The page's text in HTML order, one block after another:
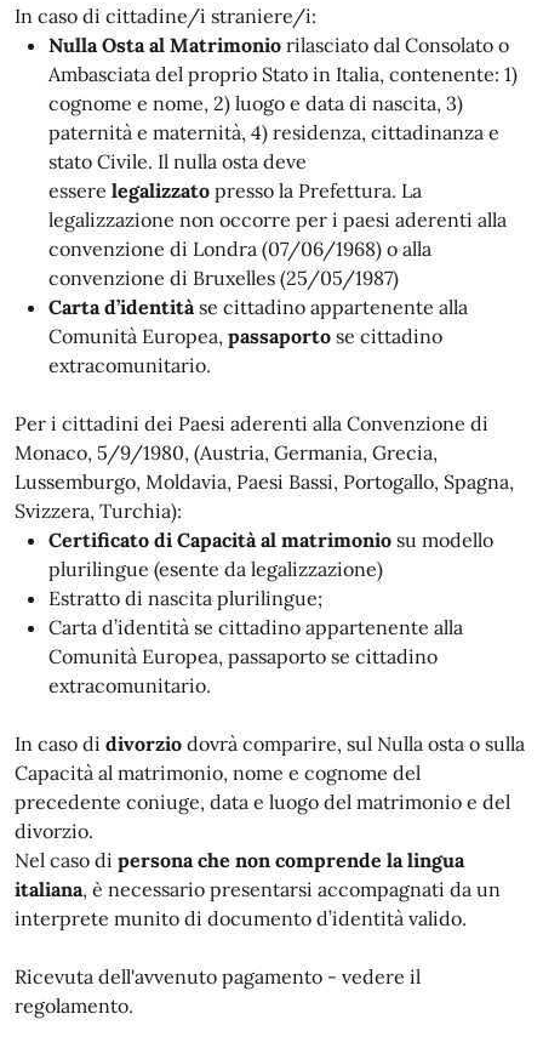
In caso di cittadine/i straniere/i:
Nulla Osta al Matrimonio rilasciato dal Consolato o
Ambasciata del proprio Stato in Italia, contenente: 1)
cognome e nome, 2) luogo e data di nascita, 3)
paternità e maternità, 4) residenza, cittadinanza e
stato Civile. Il nulla osta deve
essere legalizzato presso la Prefettura. La
legalizzazione non occorre per i paesi aderenti alla
convenzione di Londra (07/06/1968) o alla
convenzione di Bruxelles (25/05/1987)
Carta d’identitàse cittadino appartenente alla
Comunità Europea, passaporto se cittadino
extracomunitario.
Per i cittadini dei Paesi aderenti alla Convenzione di
Monaco, 5/9/1980, (Austria, Germania, Grecia,
Lussemburgo, Moldavia, Paesi Bassi, Portogallo, Spagna,
Svizzera, Turchia):
Certificato di Capacità al matrimonio su modello
plurilingue (esente da legalizzazione)
Estratto di nascita plurilingue;
Carta d’identità se cittadino appartenente alla
Comunità Europea, passaporto se cittadino
extracomunitario.
In caso di divorzio dovrà comparire, sul Nulla osta o sulla
Capacità al matrimonio, nome e cognome del
precedente coniuge, data e luogo del matrimonio e del
divorzio.
Nel caso di persona che non comprende la lingua
italiana, è necessario presentarsi accompagnati da un
interprete munito di documento d’identità valido.
Ricevuta dell'avvenuto pagamento - vedere il
regolamento.